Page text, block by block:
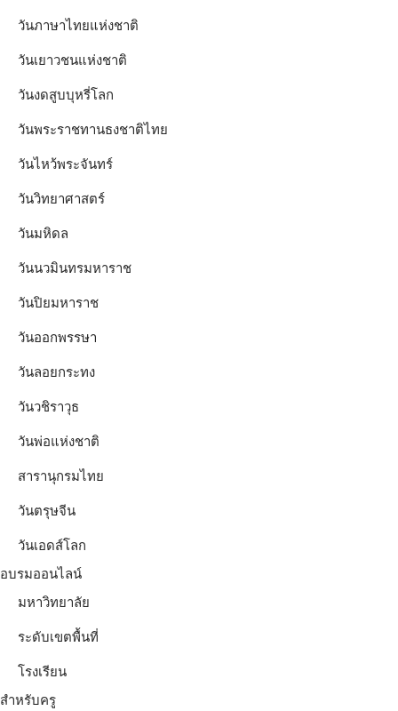
วันภาษาไทยแห่งชาติ
วันเยาวชนแห่งชาติ
วันงดสูบบุหรี่โลก
วันพระราชทานธงชาติไทย
วันไหว้พระจันทร์​
วันวิทยาศาสตร์
วันมหิดล
วันนวมินทรมหาราช
วันปิยมหาราช
วันออกพรรษา
วันลอยกระทง
วันวชิราวุธ
วันพ่อแห่งชาติ
สารานุกรมไทย
วันตรุษจีน
วันเอดส์โลก
อบรมออนไลน์
มหาวิทยาลัย
ระดับเขตพื้นที่
โรงเรียน
สำหรับครู